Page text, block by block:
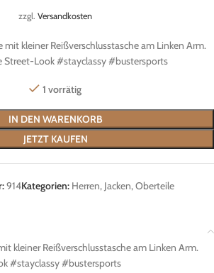
zzgl. Versandkosten
mit kleiner Reißverschlusstasche am Linken Arm.
Street-Look #stayclassy #bustersports
1 vorrätig
IN DEN WARENKORB
JETZT KAUFEN
914Kategorien: Herren, Jacken, Oberteile
kleiner Reißverschlusstasche am Linken Arm.
#stayclassy #bustersports